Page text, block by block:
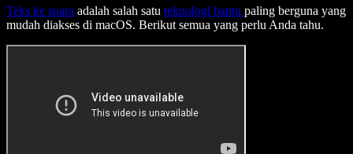
Teks ke suara adalah salah satu teknologi bantu paling berguna yang
mudah diakses di macOS. Berikut semua yang perlu Anda tahu.